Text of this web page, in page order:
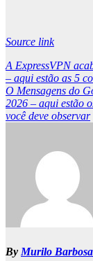
Source link
Post
navigation
A ExpressVPN
– aqui estão as 5
O Mensagens do
2026 – aqui estão
você deve observar
By Murilo